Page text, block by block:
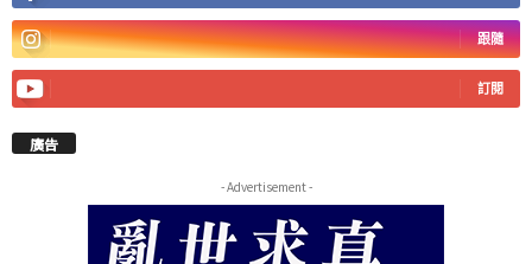
跟隨
訂閱
廣告
- Advertisement -